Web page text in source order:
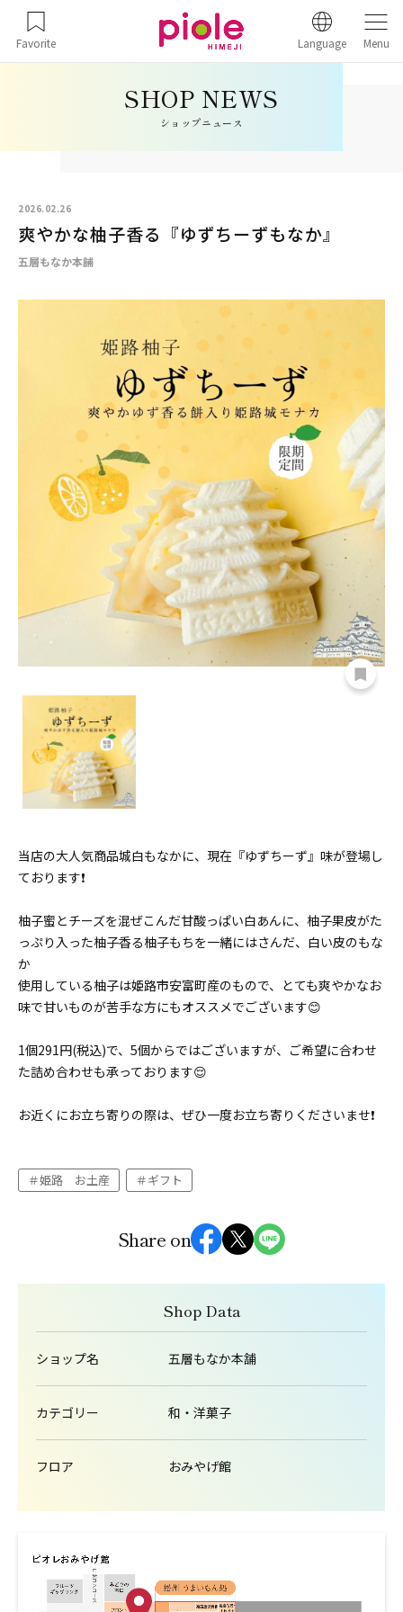
Favorite Language Menu
ショップニュース
2026.02.26
爽やかな柚子香る『ゆずちーずもなか』
五層もなか本舗
当店の大人気商品城白もなかに、現在『ゆずちーず』味が登場し
ております❗
柚子蜜とチーズを混ぜこんだ甘酸っぱい白あんに、柚子果皮がた
っぷり入った柚子香る柚子もちを一緒にはさんだ、白い皮のもな
か
使用している柚子は姫路市安富町産のもので、とても爽やかなお
味で甘いものが苦手な方にもオススメでございます😊
1個291円(税込)で、5個からではございますが、ご希望に合わせ
た詰め合わせも承っております😌
お近くにお立ち寄りの際は、ぜひ一度お立ち寄りくださいませ❗
姫路 お土産 ギフト
Share on
Shop Data
ショップ名 五層もなか本舗
カテゴリー 和・洋菓子
フロア おみやげ館